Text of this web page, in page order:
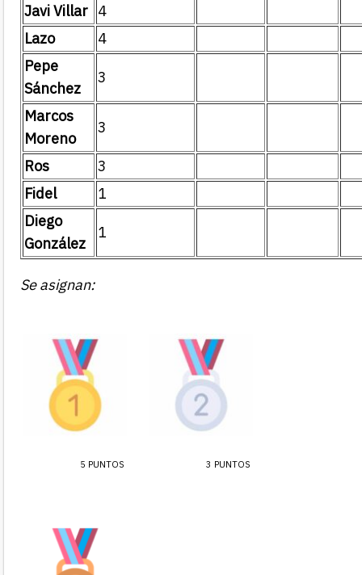
Javi Villar 4
Lazo
4
Pepe
Sánchez
3
Marcos
Moreno
3
Ros
3
Fidel
1
Diego
González
1
Se asignan:
5 PUNTOS 3 PUNTOS